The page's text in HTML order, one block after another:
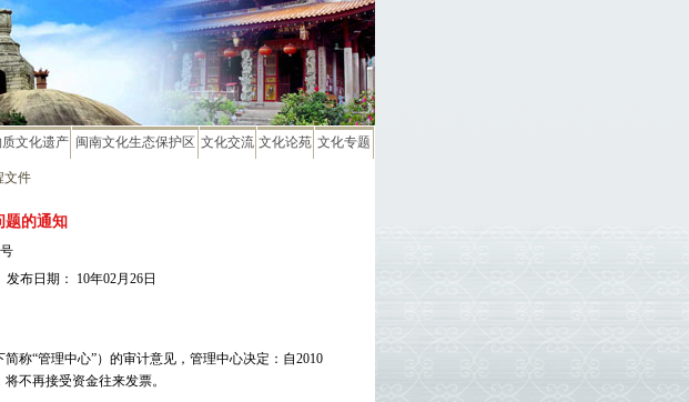
文化遗产 闽南文化生态保护区 文化交流 文化论苑 文化专题
文件
题的通知
布日期： 10年02月26日
称“管理中心”）的审计意见，管理中心决定： 自2010
不再接受资金往来发票。